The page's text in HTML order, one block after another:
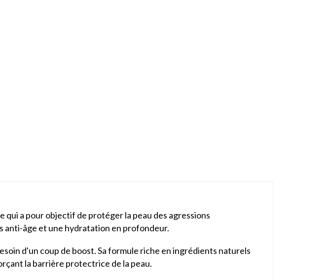
qui a pour objectif de protéger la peau des agressions
anti-âge et une hydratation en profondeur.
d'un coup de boost. Sa formule riche en ingrédients naturels
la barrière protectrice de la peau.